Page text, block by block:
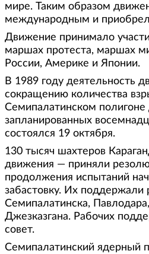
мире. Таким образом
международным и
Движение принимало
маршах протеста, маршах
России, Америке и Японии.
В 1989 году деятельность
сокращению количества
Семипалатинском полигоне
запланированных
состоялся 19 октября.
130 тысяч шахтеров
движения — приняли
продолжения испытаний
забастовку. Их поддержали
Семипалатинска,
Джезказгана. Рабочих
совет.
Семипалатинский ядерный